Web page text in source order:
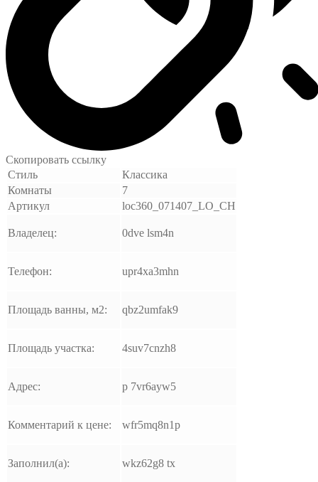
Скопировать ссылку
Стиль
Классика
Комнаты
7
Артикул
loc360_071407_LO_CH
Владелец: 0dve lsm4n
Телефон: upr4xa3mhn
Площадь ванны, м2: qbz2umfak9
Площадь участка: 4suv7cnzh8
Адрес: p 7vr6ayw5
Комментарий к цене: wfr5mq8n1p
Заполнил(а): wkz62g8 tx